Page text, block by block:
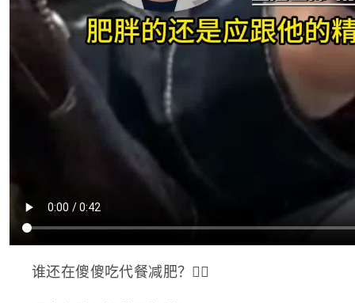
谁还在傻傻吃代餐减肥？🤷‍♀️